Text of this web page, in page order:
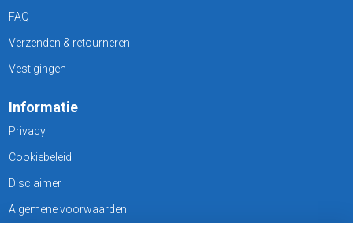
FAQ
Verzenden & retourneren
Vestigingen
Informatie
Privacy
Cookiebeleid
Disclaimer
Algemene voorwaarden